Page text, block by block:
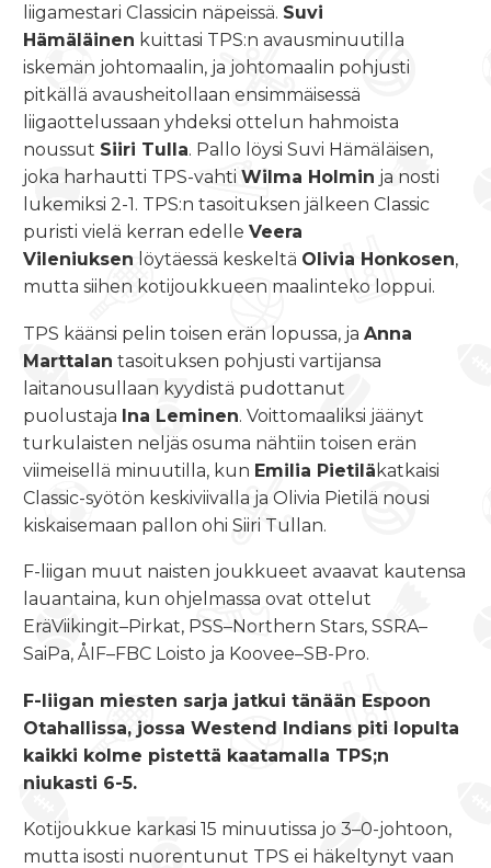
liigamestari Classicin näpeissä. Suvi
Hämäläinen kuittasi TPS:n avausminuutilla
iskemän johtomaalin, ja johtomaalin pohjusti
pitkällä avausheitollaan ensimmäisessä
liigaottelussaan yhdeksi ottelun hahmoista
noussut Siiri Tulla. Pallo löysi Suvi Hämäläisen,
joka harhautti TPS-vahti Wilma Holmin ja nosti
lukemiksi 2-1. TPS:n tasoituksen jälkeen Classic
puristi vielä kerran edelle Veera
Vileniuksen löytäessä keskeltä Olivia Honkosen,
mutta siihen kotijoukkueen maalinteko loppui.
TPS käänsi pelin toisen erän lopussa, ja Anna
Marttalan tasoituksen pohjusti vartijansa
laitanousullaan kyydistä pudottanut
puolustaja Ina Leminen. Voittomaaliksi jäänyt
turkulaisten neljäs osuma nähtiin toisen erän
viimeisellä minuutilla, kun Emilia Pietilä katkaisi
Classic-syötön keskiviivalla ja Olivia Pietilä nousi
kiskaisemaan pallon ohi Siiri Tullan.
F-liigan muut naisten joukkueet avaavat kautensa
lauantaina, kun ohjelmassa ovat ottelut
EräViikingit–Pirkat, PSS–Northern Stars, SSRA–
SaiPa, ÅIF–FBC Loisto ja Koovee–SB-Pro.
F-liigan miesten sarja jatkui tänään Espoon
Otahallissa, jossa Westend Indians piti lopulta
kaikki kolme pistettä kaatamalla TPS;n
niukasti 6-5.
Kotijoukkue karkasi 15 minuutissa jo 3–0-johtoon,
mutta isosti nuorentunut TPS ei häkeltynyt vaan